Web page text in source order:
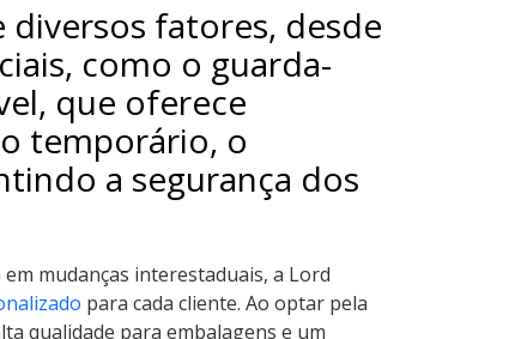
diversos fatores, desde
como o guarda-
que oferece
temporário, o
a segurança dos
mudanças interestaduais, a Lord
para cada cliente. Ao optar pela
qualidade para embalagens e um